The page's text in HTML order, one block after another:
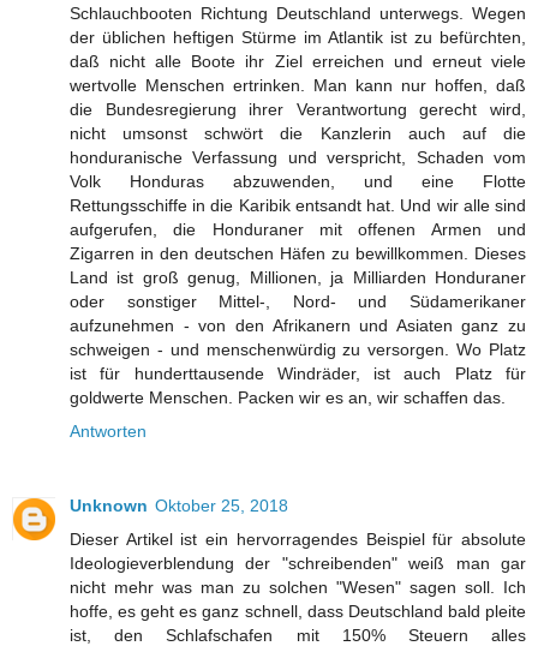
Schlauchbooten Richtung Deutschland unterwegs. Wegen
der üblichen heftigen Stürme im Atlantik ist zu befürchten,
daß nicht alle Boote ihr Ziel erreichen und erneut viele
wertvolle Menschen ertrinken. Man kann nur hoffen, daß
die Bundesregierung ihrer Verantwortung gerecht wird,
nicht umsonst schwört die Kanzlerin auch auf die
honduranische Verfassung und verspricht, Schaden vom
Volk Honduras abzuwenden, und eine Flotte
Rettungsschiffe in die Karibik entsandt hat. Und wir alle sind
aufgerufen, die Honduraner mit offenen Armen und
Zigarren in den deutschen Häfen zu bewillkommen. Dieses
Land ist groß genug, Millionen, ja Milliarden Honduraner
oder sonstiger Mittel-, Nord- und Südamerikaner
aufzunehmen - von den Afrikanern und Asiaten ganz zu
schweigen - und menschenwürdig zu versorgen. Wo Platz
ist für hunderttausende Windräder, ist auch Platz für
goldwerte Menschen. Packen wir es an, wir schaffen das.
Antworten
Unknown Oktober 25, 2018
Dieser Artikel ist ein hervorragendes Beispiel für absolute
Ideologieverblendung der "schreibenden" weiß man gar
nicht mehr was man zu solchen "Wesen" sagen soll. Ich
hoffe, es geht es ganz schnell, dass Deutschland bald pleite
ist, den Schlafschafen mit 150% Steuern alles